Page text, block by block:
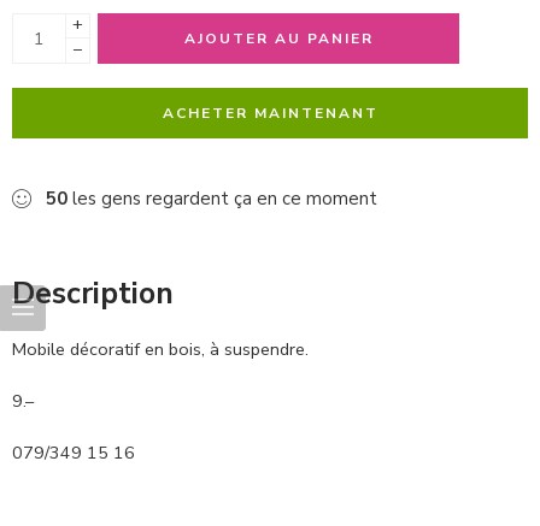
+
−
AJOUTER AU PANIER
ACHETER MAINTENANT
50 les gens regardent ça en ce moment
Description
Mobile décoratif en bois, à suspendre.
9.–
079/349 15 16